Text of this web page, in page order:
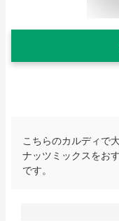
こちらのカルディで
ナッツミックスをお
です。